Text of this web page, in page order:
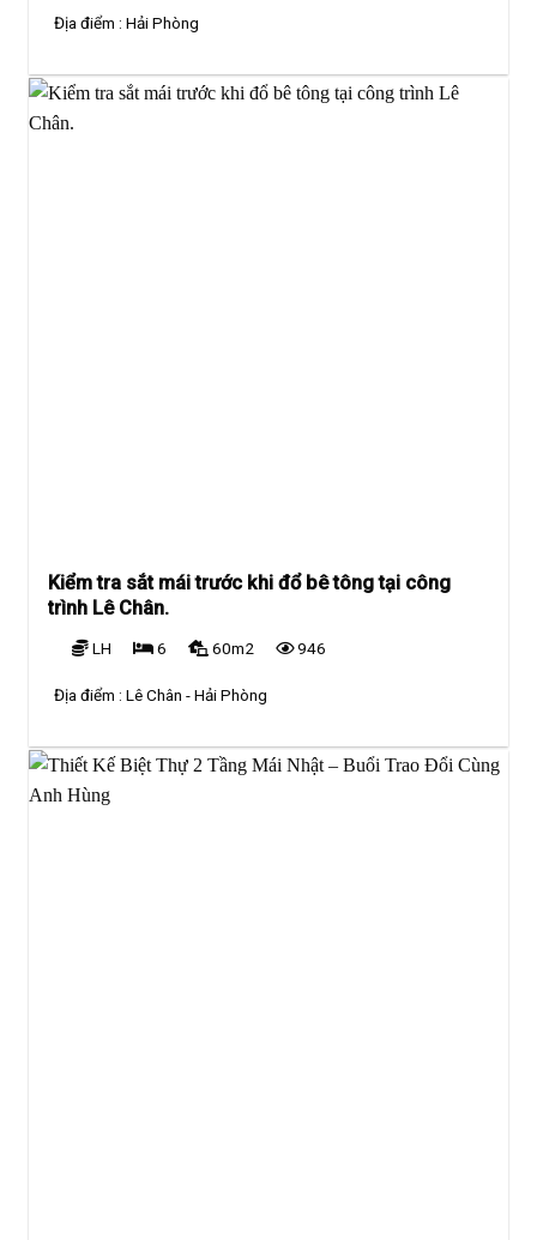
Địa điểm :Hải Phòng
Kiểm tra sắt mái trước khi đổ bê tông tại công
trình Lê Chân.
LH 6 60m2 946
Địa điểm :Lê Chân - Hải Phòng